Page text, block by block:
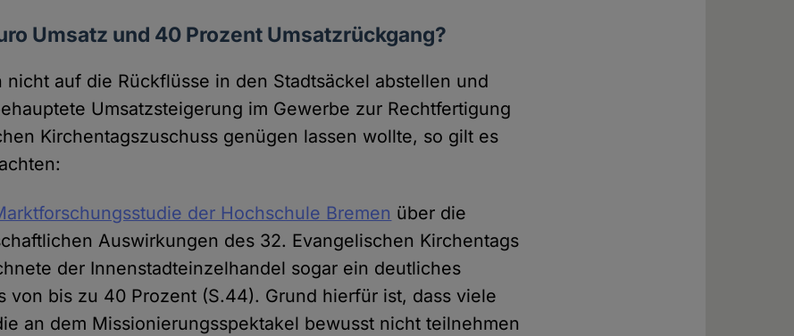
Umsatz und 40 Prozent Umsatzrückgang?
nicht auf die Rückflüsse in den Stadtsäckel abstellen und
Umsatzsteigerung im Gewerbe zur Rechtfertigung
Kirchentagszuschuss genügen lassen wollte, so gilt es
der Hochschule Bremen über die
Auswirkungen des 32. Evangelischen Kirchentags
der Innenstadteinzelhandel sogar ein deutliches
von bis zu 40 Prozent (S.44). Grund hierfür ist, dass viele
an dem Missionierungsspektakel bewusst nicht teilnehmen